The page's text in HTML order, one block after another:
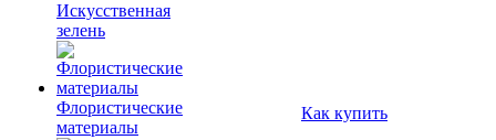
Искусственная
зелень
Флористические
материалы
Как купить